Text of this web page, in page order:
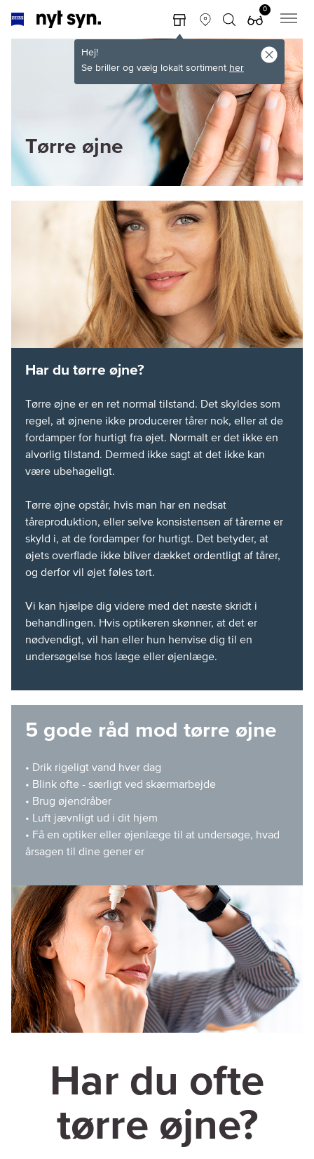
Hej!
Se briller og vælg lokalt sortiment her
0
Tørre øjne
Har du tørre øjne?
Tørre øjne er en ret normal tilstand. Det skyldes som
regel, at øjnene ikke producerer tårer nok, eller at de
fordamper for hurtigt fra øjet. Normalt er det ikke en
alvorlig tilstand. Dermed ikke sagt at det ikke kan
være ubehageligt.
Tørre øjne opstår, hvis man har en nedsat
tåreproduktion, eller selve konsistensen af tårerne er
skyld i, at de fordamper for hurtigt. Det betyder, at
øjets overflade ikke bliver dækket ordentligt af tårer,
og derfor vil øjet føles tørt.
Vi kan hjælpe dig videre med det næste skridt i
behandlingen. Hvis optikeren skønner, at det er
nødvendigt, vil han eller hun henvise dig til en
undersøgelse hos læge eller øjenlæge.
5 gode råd mod tørre øjne
• Drik rigeligt vand hver dag
• Blink ofte - særligt ved skærmarbejde
• Brug øjendråber
• Luft jævnligt ud i dit hjem
• Få en optiker eller øjenlæge til at undersøge, hvad
årsagen til dine gener er
Har du ofte
tørre øjne?